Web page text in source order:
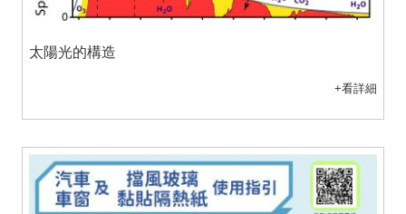
太陽光的構造
+看詳細